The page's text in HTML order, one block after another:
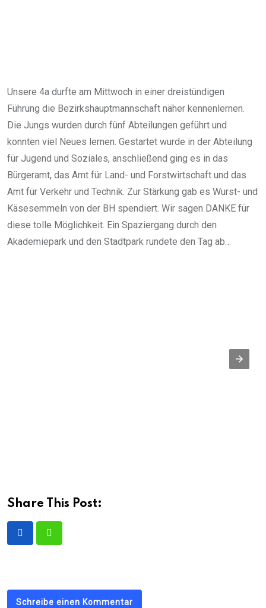
Unsere 4a durfte am Mittwoch in einer dreistündigen
Führung die Bezirkshauptmannschaft näher kennenlernen.
Die Jungs wurden durch fünf Abteilungen geführt und
konnten viel Neues lernen. Gestartet wurde in der Abteilung
für Jugend und Soziales, anschließend ging es in das
Bürgeramt, das Amt für Land- und Forstwirtschaft und das
Amt für Verkehr und Technik. Zur Stärkung gab es Wurst- und
Käsesemmeln von der BH spendiert. Wir sagen DANKE für
diese tolle Möglichkeit. Ein Spaziergang durch den
Akademiepark und den Stadtpark rundete den Tag ab…
Share This Post:
Schreibe einen Kommentar